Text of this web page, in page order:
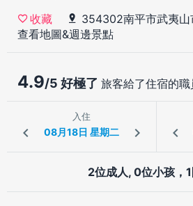
收藏 354302南平市武夷山
查看地圖&週邊景點
4.9/5 好極了 旅客給了住宿的
入住
2位成人, 0位小孩，